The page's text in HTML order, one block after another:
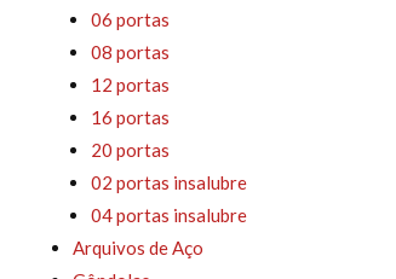
06 portas
08 portas
12 portas
16 portas
20 portas
02 portas insalubre
04 portas insalubre
Arquivos de Aço